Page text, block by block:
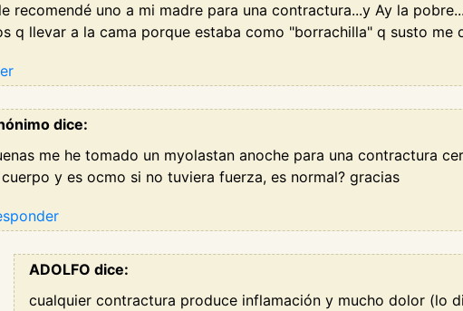
recomendé uno a mi madre para una contractura...y Ay la
q llevar a la cama porque estaba como "borrachilla" q susto me
dice:
me he tomado un myolastan anoche para una contractura
y es ocmo si no tuviera fuerza, es normal? gracias
ADOLFO dice:
cualquier contractura produce inflamación y mucho dolor (lo